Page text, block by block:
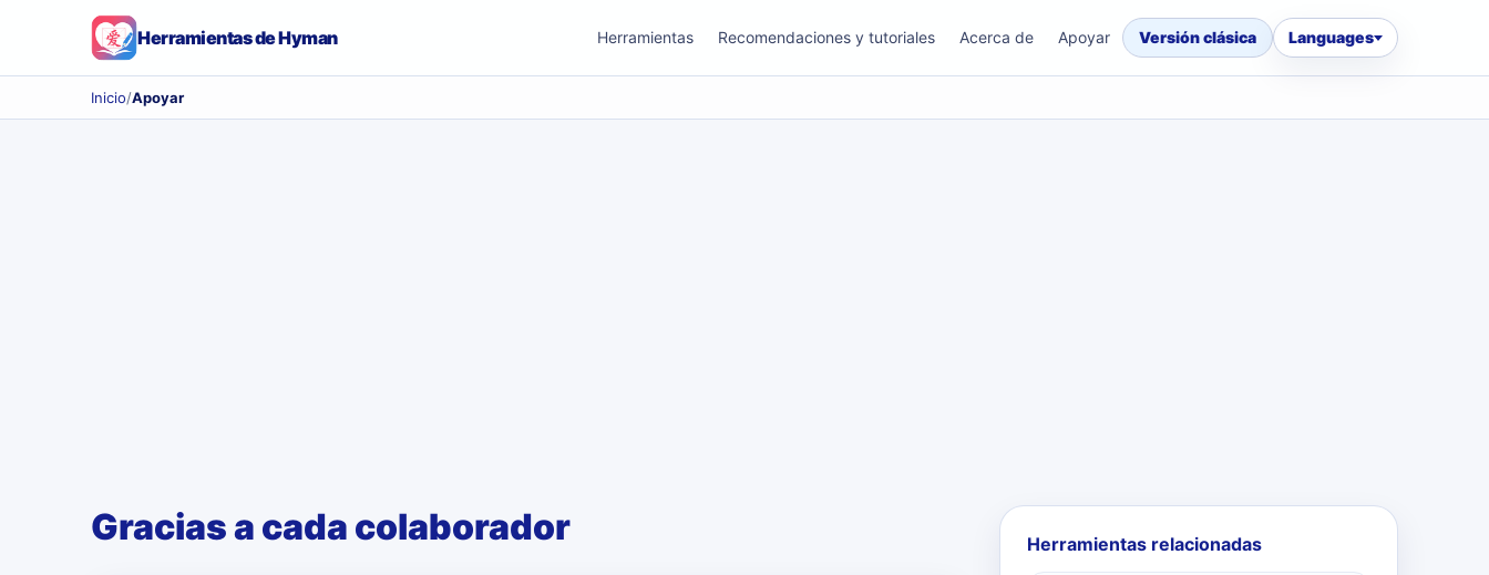
Herramientas de Hyman Herramientas Recomendaciones y tutoriales Acerca de Apoyar Versión clásica Languages
Inicio/Apoyar
Gracias a cada colaborador Herramientas relacionadas